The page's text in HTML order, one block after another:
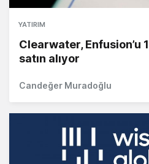
YATIRIM
Clearwater, Enfusion’u
satın alıyor
Candeğer Muradoğlu